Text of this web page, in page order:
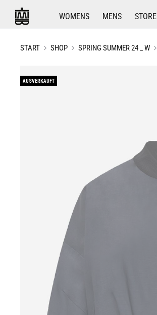
WOMENS MENS STORE
START SHOP SPRING SUMMER 24 _ W
AUSVERKAUFT